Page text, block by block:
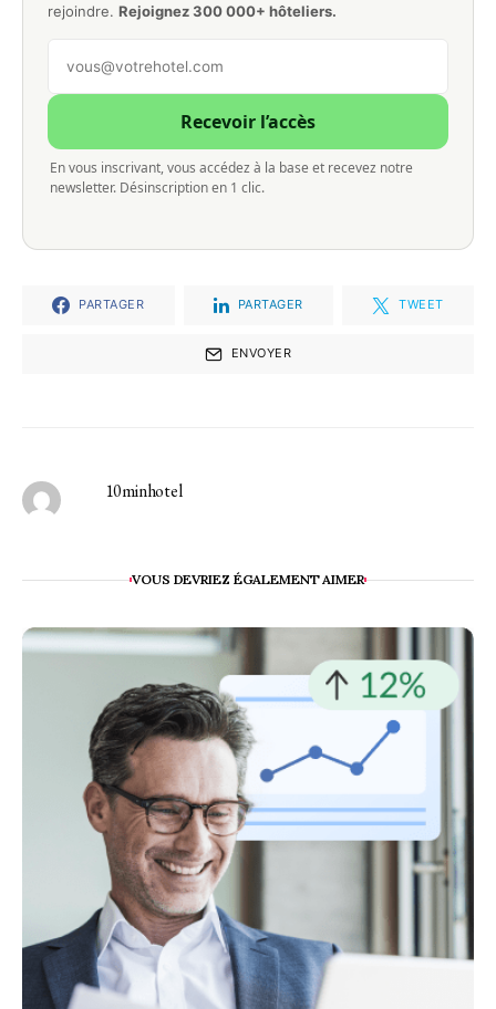
rejoindre. Rejoignez 300 000+ hôteliers.
Recevoir l’accès
En vous inscrivant, vous accédez à la base et recevez notre
newsletter. Désinscription en 1 clic.
PARTAGER PARTAGER TWEET
ENVOYER
10minhotel
VOUS DEVRIEZ ÉGALEMENT AIMER